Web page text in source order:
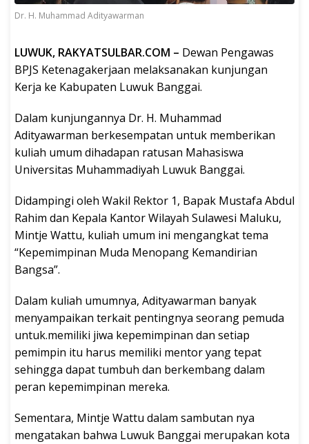
Dr. H. Muhammad Adityawarman
LUWUK, RAKYATSULBAR.COM – Dewan Pengawas
BPJS Ketenagakerjaan melaksanakan kunjungan
Kerja ke Kabupaten Luwuk Banggai.
Dalam kunjungannya Dr. H. Muhammad
Adityawarman berkesempatan untuk memberikan
kuliah umum dihadapan ratusan Mahasiswa
Universitas Muhammadiyah Luwuk Banggai.
Didampingi oleh Wakil Rektor 1, Bapak Mustafa Abdul
Rahim dan Kepala Kantor Wilayah Sulawesi Maluku,
Mintje Wattu, kuliah umum ini mengangkat tema
“Kepemimpinan Muda Menopang Kemandirian
Bangsa”.
Dalam kuliah umumnya, Adityawarman banyak
menyampaikan terkait pentingnya seorang pemuda
untuk.memiliki jiwa kepemimpinan dan setiap
pemimpin itu harus memiliki mentor yang tepat
sehingga dapat tumbuh dan berkembang dalam
peran kepemimpinan mereka.
Sementara, Mintje Wattu dalam sambutan nya
mengatakan bahwa Luwuk Banggai merupakan kota